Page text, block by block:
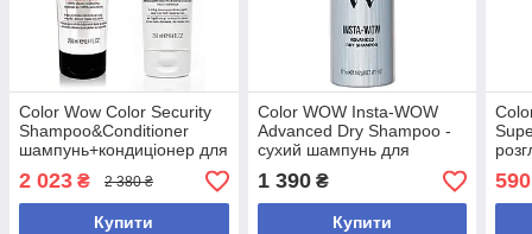
Color Wow Color Security
Shampoo&Conditioner
шампунь+кондиціонер для
фарбованого і
пошкодженого волосся,
2х250 мл
2 023 ₴ 2 380 ₴
Купити
Color WOW Insta-WOW
Advanced Dry Shampoo -
сухий шампунь для
очищення та свіжості
волосся 171 мл
1 390₴
Купити
590